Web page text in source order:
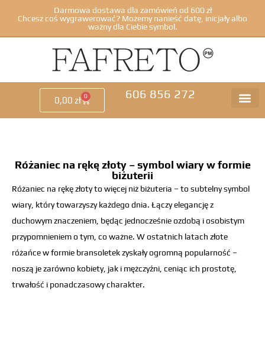
Darmowa dostawa dla zamówień od 600 zł
Chcesz coś wygrawerować? Możemy nanieść datę, inicjały albo
ważny dla Ciebie symbol.
0,00 zł 0 606 856 272
Różaniec na rękę złoty – symbol wiary w formie
biżuterii
Różaniec na rękę złoty to więcej niż biżuteria – to subtelny symbol
wiary, który towarzyszy każdego dnia. Łączy elegancję z
duchowym znaczeniem, będąc jednocześnie ozdobą i osobistym
przypomnieniem o tym, co ważne. W ostatnich latach złote
różańce w formie bransoletek zyskały ogromną popularność –
noszą je zarówno kobiety, jak i mężczyźni, ceniąc ich prostotę,
trwałość i ponadczasowy charakter.